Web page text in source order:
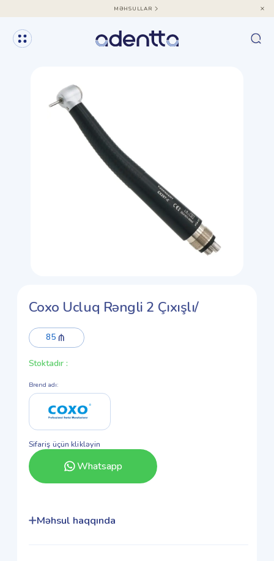
MƏHSULLAR
Coxo Ucluq Rəngli 2 Çıxışlı/
85
Stoktadır:
Brend adı:
Sifariş üçün klikləyin
Whatsapp
Məhsul haqqında